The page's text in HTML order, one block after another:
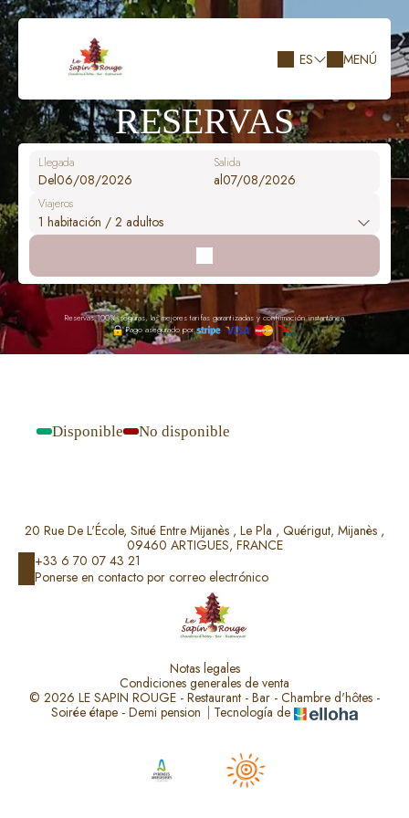
ES MENÚ
RESERVAS
Llegada
Del
Salida
al
Viajeros
1 habitación / 2 adultos
Reservas 100% seguras, las mejores tarifas garantizadas y confirmación instantánea
Pago asegurado por
- Disponible - No disponible
20 Rue De L'École, Situé Entre Mijanès , Le Pla , Quérigut, Mijanès ,
09460 ARTIGUES, FRANCE
+33 6 70 07 43 21
Ponerse en contacto por correo electrónico
Notas legales
Condiciones generales de venta
© 2026 LE SAPIN ROUGE - Restaurant - Bar - Chambre d'hôtes -
Soirée étape - Demi pension | Tecnología de